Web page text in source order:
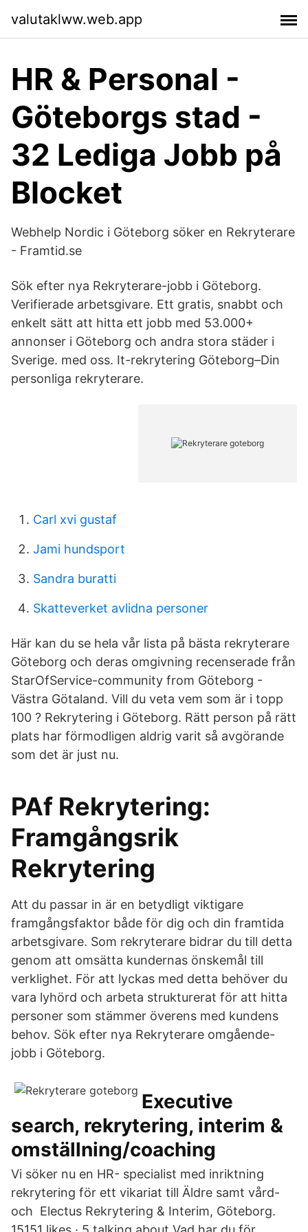
valutaklww.web.app
HR & Personal -
Göteborgs stad -
32 Lediga Jobb på
Blocket
Webhelp Nordic i Göteborg söker en Rekryterare
- Framtid.se
Sök efter nya Rekryterare-jobb i Göteborg.
Verifierade arbetsgivare. Ett gratis, snabbt och
enkelt sätt att hitta ett jobb med 53.000+
annonser i Göteborg och andra stora städer i
Sverige. med oss. It-rekrytering Göteborg–Din
personliga rekryterare.
Carl xvi gustaf
Jami hundsport
Sandra buratti
Skatteverket avlidna personer
Här kan du se hela vår lista på bästa rekryterare
Göteborg och deras omgivning recenserade från
StarOfService-community from Göteborg -
Västra Götaland. Vill du veta vem som är i topp
100 ? Rekrytering i Göteborg. Rätt person på rätt
plats har förmodligen aldrig varit så avgörande
som det är just nu.
PAf Rekrytering:
Framgångsrik
Rekrytering
Att du passar in är en betydligt viktigare
framgångsfaktor både för dig och din framtida
arbetsgivare. Som rekryterare bidrar du till detta
genom att omsätta kundernas önskemål till
verklighet. För att lyckas med detta behöver du
vara lyhörd och arbeta strukturerat för att hitta
personer som stämmer överens med kundens
behov. Sök efter nya Rekryterare omgående-
jobb i Göteborg.
Executive
search, rekrytering, interim &
omställning/coaching
Vi söker nu en HR- specialist med inriktning
rekrytering för ett vikariat till Äldre samt vård-
och Electus Rekrytering & Interim, Göteborg.